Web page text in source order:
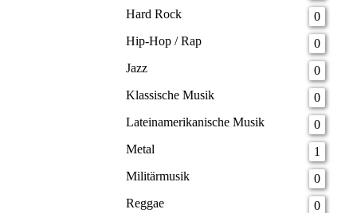
Hard Rock
0
Hip-Hop / Rap
0
Jazz
0
Klassische Musik
0
Lateinamerikanische Musik
0
Metal
1
Militärmusik
0
Reggae
0